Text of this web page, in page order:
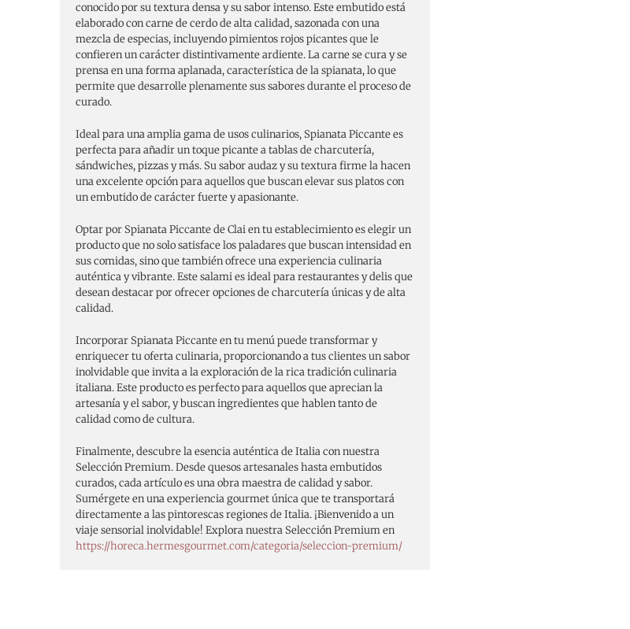
conocido por su textura densa y su sabor intenso. Este embutido está
elaborado con carne de cerdo de alta calidad, sazonada con una
mezcla de especias, incluyendo pimientos rojos picantes que le
confieren un carácter distintivamente ardiente. La carne se cura y se
prensa en una forma aplanada, característica de la spianata, lo que
permite que desarrolle plenamente sus sabores durante el proceso de
curado.
Ideal para una amplia gama de usos culinarios, Spianata Piccante es
perfecta para añadir un toque picante a tablas de charcutería,
sándwiches, pizzas y más. Su sabor audaz y su textura firme la hacen
una excelente opción para aquellos que buscan elevar sus platos con
un embutido de carácter fuerte y apasionante.
Optar por Spianata Piccante de Clai en tu establecimiento es elegir un
producto que no solo satisface los paladares que buscan intensidad en
sus comidas, sino que también ofrece una experiencia culinaria
auténtica y vibrante. Este salami es ideal para restaurantes y delis que
desean destacar por ofrecer opciones de charcutería únicas y de alta
calidad.
Incorporar Spianata Piccante en tu menú puede transformar y
enriquecer tu oferta culinaria, proporcionando a tus clientes un sabor
inolvidable que invita a la exploración de la rica tradición culinaria
italiana. Este producto es perfecto para aquellos que aprecian la
artesanía y el sabor, y buscan ingredientes que hablen tanto de
calidad como de cultura.
Finalmente, descubre la esencia auténtica de Italia con nuestra
Selección Premium. Desde quesos artesanales hasta embutidos
curados, cada artículo es una obra maestra de calidad y sabor.
Sumérgete en una experiencia gourmet única que te transportará
directamente a las pintorescas regiones de Italia. ¡Bienvenido a un
viaje sensorial inolvidable! Explora nuestra Selección Premium en
https://horeca.hermesgourmet.com/categoria/seleccion-premium/